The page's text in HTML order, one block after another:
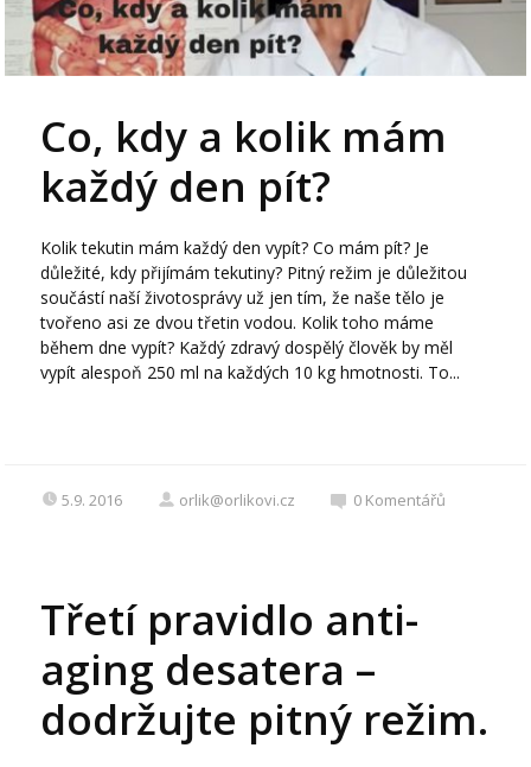
Co, kdy a kolik mám
každý den pít?
Kolik tekutin mám každý den vypít? Co mám pít? Je
důležité, kdy přijímám tekutiny? Pitný režim je důležitou
součástí naší životosprávy už jen tím, že naše tělo je
tvořeno asi ze dvou třetin vodou. Kolik toho máme
během dne vypít? Každý zdravý dospělý člověk by měl
vypít alespoň 250 ml na každých 10 kg hmotnosti. To...
5.9. 2016 orlik@orlikovi.cz 0 Komentářů
Třetí pravidlo anti-
aging desatera –
dodržujte pitný režim.